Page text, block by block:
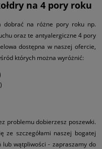
na 4 pory roku
dobrać na różne pory roku np.
oraz te antyalergiczne 4 pory
dostępna w naszej ofercie,
których można wyróżnić:
problemu dobierzesz poszewki.
ze szczegółami naszej bogatej
wątpliwości - zapraszamy do